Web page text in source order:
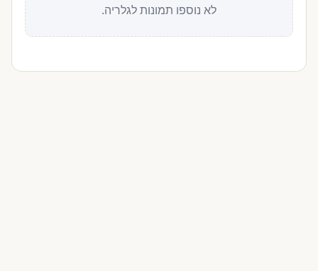
לא נוספו תמונות לגלריה.